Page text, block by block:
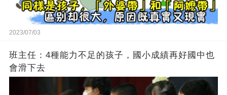
2023/07/03
班主任：4種能力不足的孩子，國小成績再好國中也
會滑下去